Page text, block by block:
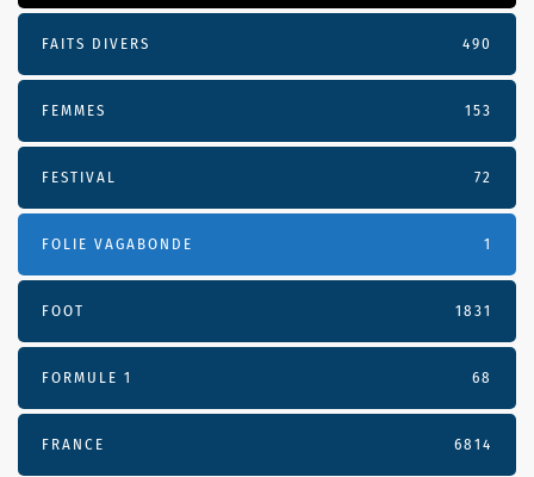
FAITS DIVERS 490
FEMMES 153
FESTIVAL 72
FOLIE VAGABONDE 1
FOOT 1831
FORMULE 1 68
FRANCE 6814